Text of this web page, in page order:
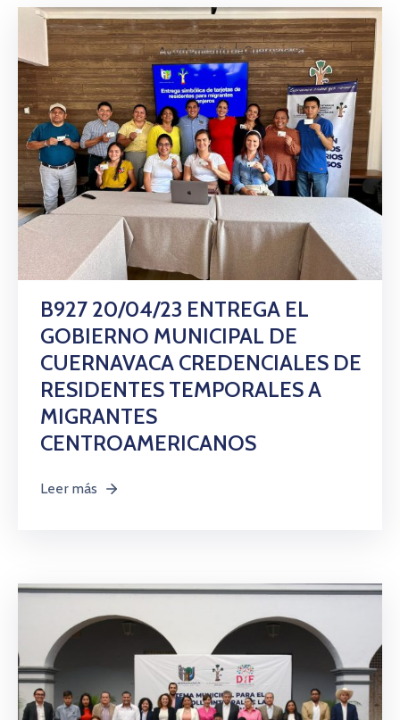
B927 20/04/23 ENTREGA EL
GOBIERNO MUNICIPAL DE
CUERNAVACA CREDENCIALES DE
RESIDENTES TEMPORALES A
MIGRANTES
CENTROAMERICANOS
Leer más